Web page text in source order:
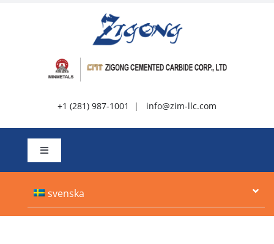
+1 (281) 987-1001 | info@zim-llc.com
Växla
Handla omsvenska